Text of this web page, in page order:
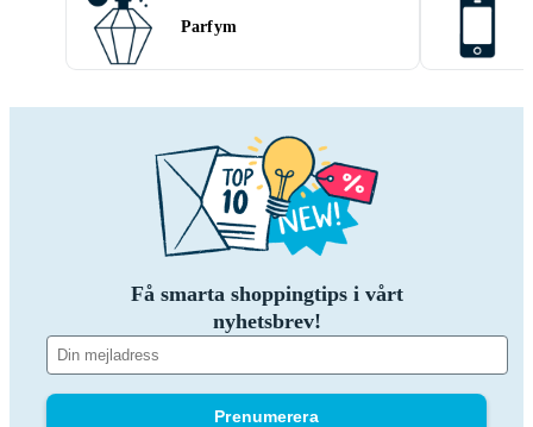
Parfym
Få smarta shoppingtips i vårt
nyhetsbrev!
Prenumerera